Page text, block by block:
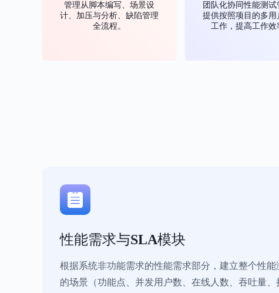
管理从脚本编写、场景设
计、加压与分析、缺陷管理
全流程。
团队化协同性能测试
提供按照项目的多用
工作，提高工作效
性能需求与SLA模块
根据系统非功能需求的性能需求部分，建立整个性
的场景（功能点、并发用户数、在线人数、吞吐量、